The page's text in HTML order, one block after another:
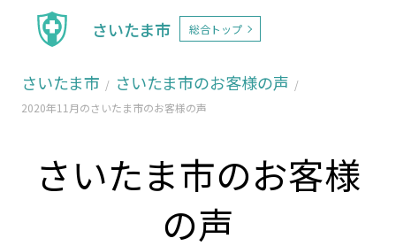
さいたま市 総合トップ
さいたま市 さいたま市のお客様の声
2020年11月のさいたま市のお客様の声
さいたま市のお客様
の声